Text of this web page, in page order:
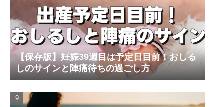
【保存版】妊娠39週目は予定日目前！おしる
しのサインと陣痛待ちの過ごし方